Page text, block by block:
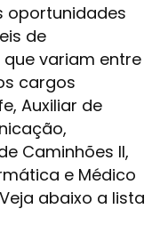
oportunidades
de
variam entre
cargos
Auxiliar de
Caminhões II,
e Médico
abaixo a lista